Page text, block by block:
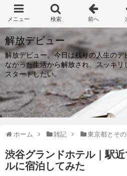
解放デビュー
解放デビュー。今日は残りの人生の
なかった生活から解放され、スッキ
スタートしたい。
ホーム 雑記 東京都とそ
渋谷グランドホテル｜駅
ルに宿泊してみた